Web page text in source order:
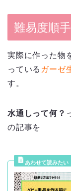
難易度順
実際に作った物
っている ガーゼ
す。
水通しって何？
の記事を